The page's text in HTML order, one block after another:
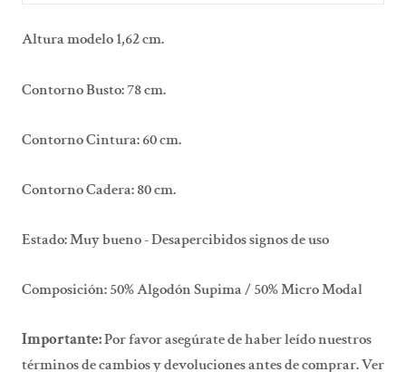
Altura modelo 1,62 cm.
Contorno Busto: 78 cm.
Contorno Cintura: 60 cm.
Contorno Cadera: 80 cm.
Estado:Muy bueno - Desapercibidos signos de uso
Composición:50% Algodón Supima / 50% Micro Modal
Importante:Por favor asegúrate de haber leído nuestros
términos de cambios y devoluciones antes de comprar. Ver